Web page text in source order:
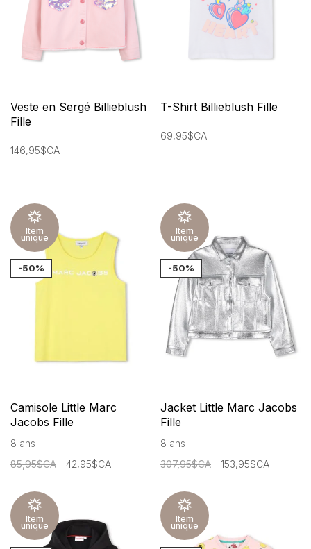
Veste en Sergé Billieblush
Fille
146,95$CA
T-Shirt Billieblush Fille
69,95$CA
Item
unique
-50%
Camisole Little Marc
Jacobs Fille
8 ans
85,95$CA
42,95$CA
Item
unique
-50%
Jacket Little Marc Jacobs
Fille
8 ans
307,95$CA
153,95$CA
Item
unique
Item
unique